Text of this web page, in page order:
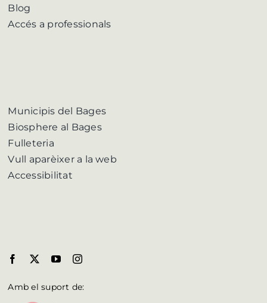
Blog
Accés a professionals
Municipis del Bages
Biosphere al Bages
Fulleteria
Vull aparèixer a la web
Accessibilitat
Amb el suport de: